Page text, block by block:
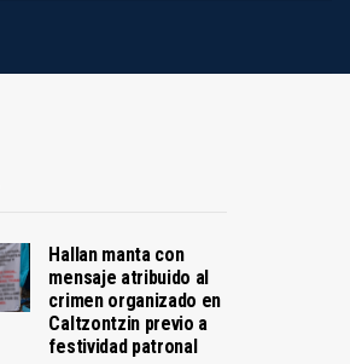
Hallan manta con
mensaje atribuido al
crimen organizado en
Caltzontzin previo a
festividad patronal